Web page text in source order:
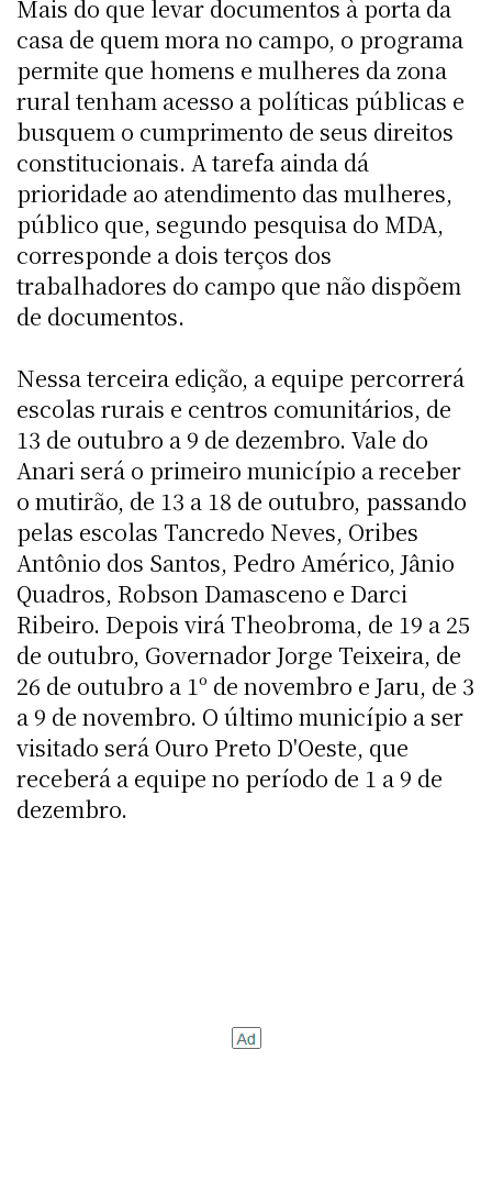
Mais do que levar documentos à porta da
casa de quem mora no campo, o programa
permite que homens e mulheres da zona
rural tenham acesso a políticas públicas e
busquem o cumprimento de seus direitos
constitucionais. A tarefa ainda dá
prioridade ao atendimento das mulheres,
público que, segundo pesquisa do MDA,
corresponde a dois terços dos
trabalhadores do campo que não dispõem
de documentos.
Nessa terceira edição, a equipe percorrerá
escolas rurais e centros comunitários, de
13 de outubro a 9 de dezembro. Vale do
Anari será o primeiro município a receber
o mutirão, de 13 a 18 de outubro, passando
pelas escolas Tancredo Neves, Oribes
Antônio dos Santos, Pedro Américo, Jânio
Quadros, Robson Damasceno e Darci
Ribeiro. Depois virá Theobroma, de 19 a 25
de outubro, Governador Jorge Teixeira, de
26 de outubro a 1º de novembro e Jaru, de 3
a 9 de novembro. O último município a ser
visitado será Ouro Preto D'Oeste, que
receberá a equipe no período de 1 a 9 de
dezembro.